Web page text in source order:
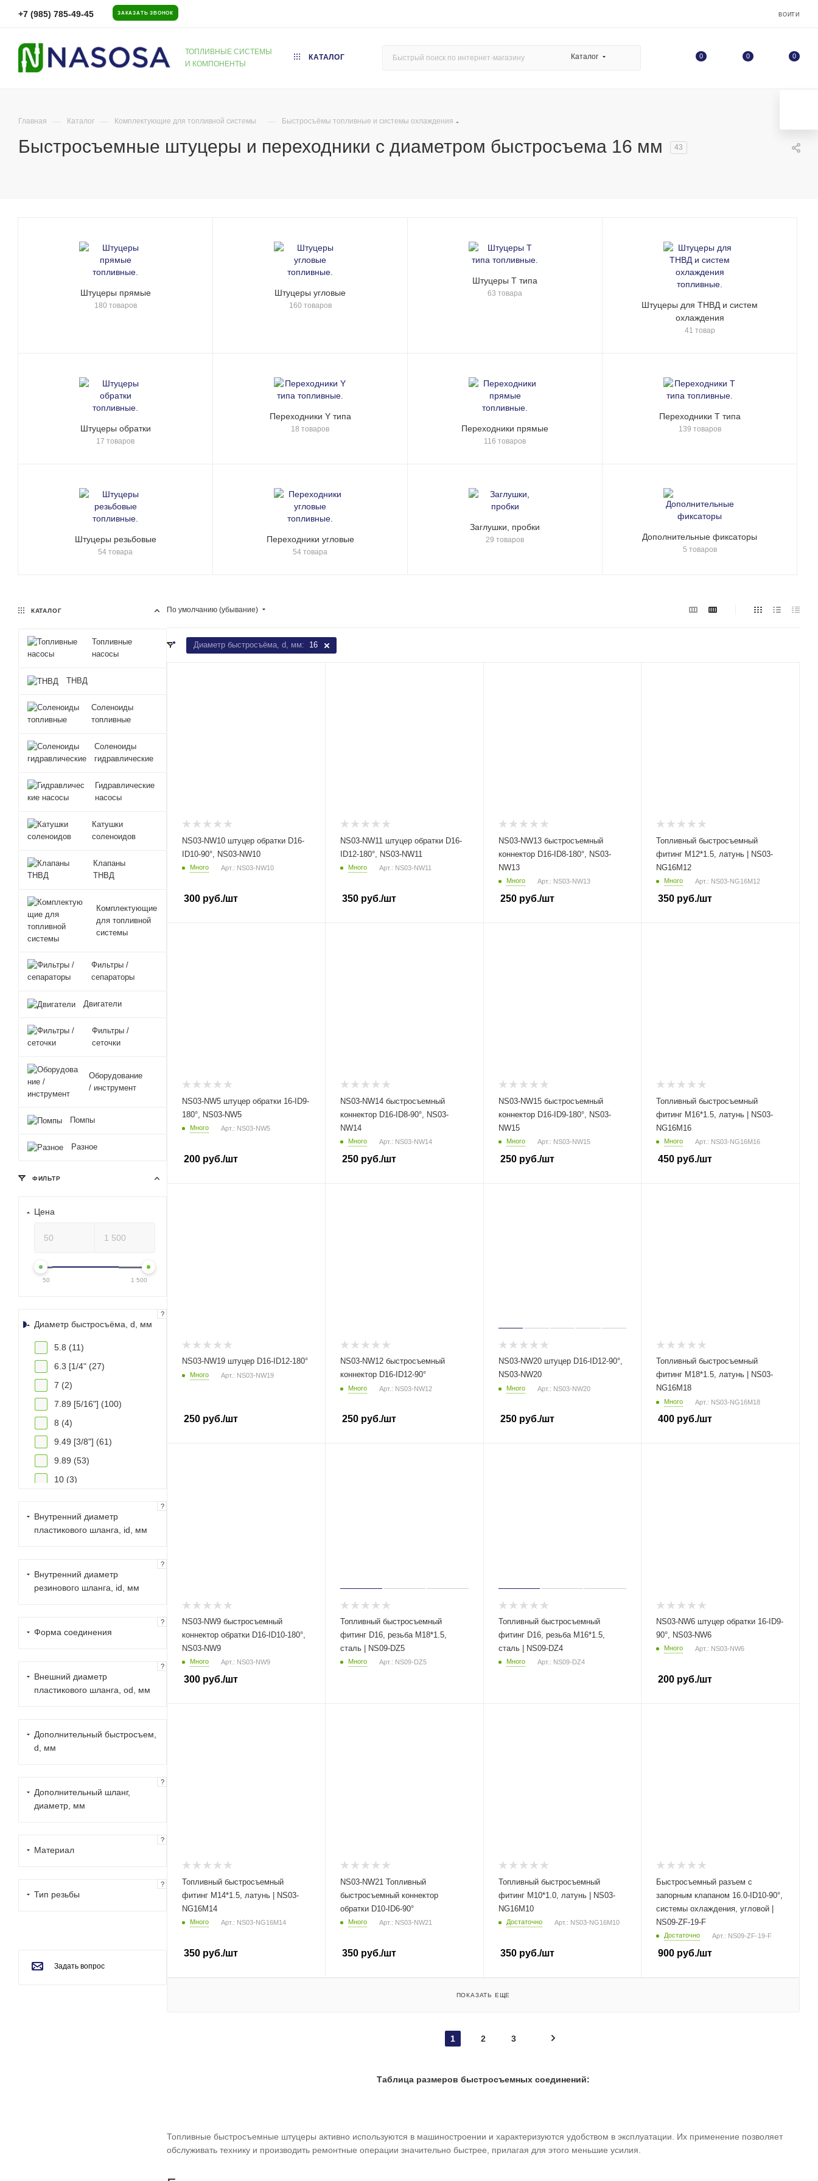
+7 (985) 785-49-45 ЗАКАЗАТЬ ЗВОНОК ВОЙТИ
ТОПЛИВНЫЕ СИСТЕМЫ
И КОМПОНЕНТЫ
КАТАЛОГ Каталог 0 0 0
Главная — Каталог — Комплектующие для топливной системы — Быстросъёмы топливные и системы охлаждения
Быстросъемные штуцеры и переходники с диаметром быстросъема 16 мм 43
Штуцеры прямые
180 товаров
Штуцеры угловые
160 товаров
Штуцеры Т типа
63 товара
Штуцеры для ТНВД и систем
охлаждения
41 товар
Штуцеры обратки
17 товаров
Переходники Y типа
18 товаров Переходники прямые
116 товаров
Переходники Т типа
139 товаров
Штуцеры резьбовые
54 товара
Переходники угловые
54 товара
Заглушки, пробки
29 товаров Дополнительные фиксаторы
5 товаров
По умолчанию (убывание)
Диаметр быстросъёма, d, мм: 16
NS03-NW10 штуцер обратки D16-
ID10-90°, NS03-NW10
Много Арт.: NS03-NW10
300 руб./шт
NS03-NW11 штуцер обратки D16-
ID12-180°, NS03-NW11
Много Арт.: NS03-NW11
350руб./шт
NS03-NW13 быстросъемный
коннектор D16-ID8-180°, NS03-
NW13
Много Арт.: NS03-NW13
250руб./шт
Топливный быстросъемный
фитинг M12*1.5, латунь | NS03-
NG16M12
Много Арт.: NS03-NG16M12
350 руб./шт
NS03-NW5 штуцер обратки 16-ID9-
180°, NS03-NW5
Много Арт.: NS03-NW5
200 руб./шт
NS03-NW14 быстросъемный
коннектор D16-ID8-90°, NS03-
NW14
Много Арт.: NS03-NW14
250руб./шт
NS03-NW15 быстросъемный
коннектор D16-ID9-180°, NS03-
NW15
Много Арт.: NS03-NW15
250руб./шт
Топливный быстросъемный
фитинг M16*1.5, латунь | NS03-
NG16M16
Много Арт.: NS03-NG16M16
450 руб./шт
NS03-NW19 штуцер D16-ID12-180°
Много Арт.: NS03-NW19
250 руб./шт
NS03-NW12 быстросъемный
коннектор D16-ID12-90°
Много Арт.: NS03-NW12
250руб./шт
NS03-NW20 штуцер D16-ID12-90°,
NS03-NW20
Много Арт.: NS03-NW20
250руб./шт
Топливный быстросъемный
фитинг M18*1.5, латунь | NS03-
NG16M18
Много Арт.: NS03-NG16M18
400 руб./шт
NS03-NW9 быстросъемный
коннектор обратки D16-ID10-180°,
NS03-NW9
Много Арт.: NS03-NW9
300 руб./шт
Топливный быстросъемный
фитинг D16, резьба M18*1.5,
сталь | NS09-DZ5
Много Арт.: NS09-DZ5
Топливный быстросъемный
фитинг D16, резьба M16*1.5,
сталь | NS09-DZ4
Много Арт.: NS09-DZ4
NS03-NW6 штуцер обратки 16-ID9-
90°, NS03-NW6
Много Арт.: NS03-NW6
200 руб./шт
Топливный быстросъемный
фитинг M14*1.5, латунь | NS03-
NG16M14
Много Арт.: NS03-NG16M14
350 руб./шт
NS03-NW21 Топливный
быстросъемный коннектор
обратки D10-ID6-90°
Много Арт.: NS03-NW21
350руб./шт
Топливный быстросъемный
фитинг M10*1.0, латунь | NS03-
NG16M10
Достаточно Арт.: NS03-NG16M10
350руб./шт
Быстросъемный разъем с
запорным клапаном 16.0-ID10-90°,
системы охлаждения, угловой |
NS09-ZF-19-F
Достаточно Арт.: NS09-ZF-19-F
900 руб./шт
ПОКАЗАТЬ ЕЩЕ
1 2 3
Таблица размеров быстросъемных соединений:
Топливные быстросъемные штуцеры активно используются в машиностроении и характеризуются удобством в эксплуатации. Их применение позволяет
обслуживать технику и производить ремонтные операции значительно быстрее, прилагая для этого меньшие усилия.
КАТАЛОГ
Топливные
насосы
ТНВД
Соленоиды
топливные
Соленоиды
гидравлические
Гидравлические
насосы
Катушки
соленоидов
Клапаны
ТНВД
Комплектующие
для топливной
системы
Фильтры /
сепараторы
Двигатели
Фильтры /
сеточки
Оборудование
/ инструмент
Помпы
Разное
ФИЛЬТР
Цена
50 1 500
Диаметр быстросъёма, d, мм
?
5.8 (11)
6.3 [1/4" (27)
7 (2)
7.89 [5/16"] (100)
8 (4)
9.49 [3/8"] (61)
9.89 (53)
10 (3)
11.8 (47)
12 (16)
14 (20)
14.5 (2 )
16 (43)
20 (4)
Внутренний диаметр
пластикового шланга, id, мм
?
Внутренний диаметр
резинового шланга, id, мм
?
Форма соединения
?
Внешний диаметр
пластикового шланга, od, мм
?
Дополнительный быстросъем,
d, мм
Дополнительный шланг,
диаметр, мм
?
Материал
?
Тип резьбы
?
Задать вопрос